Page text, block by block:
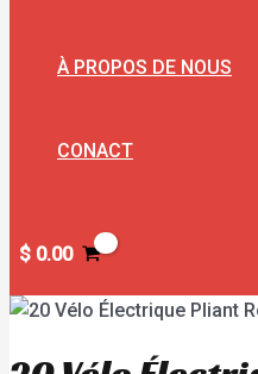
À PROPOS DE NOUS
CONACT
$ 0.00